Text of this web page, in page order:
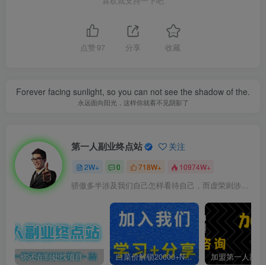
点赞 97 分享 收藏
Forever facing sunlight, so you can not see the shadow of the.
永远面向阳光，这样你就看不见阴影了
第一人副业终点站 关注
2W+ 0 718W+ 10974W+
骄傲多半涉及我们自己怎样看待自己，而虚荣则涉及我们想别人怎样看我们
你还在到处找项目？还在当韭菜？我靠卖项目一个月收入5万+，曾经我也是个失败者。 白菜价解锁20000+N个赚钱机会，加入第一人副业终点站会员，全站资源免费学习。